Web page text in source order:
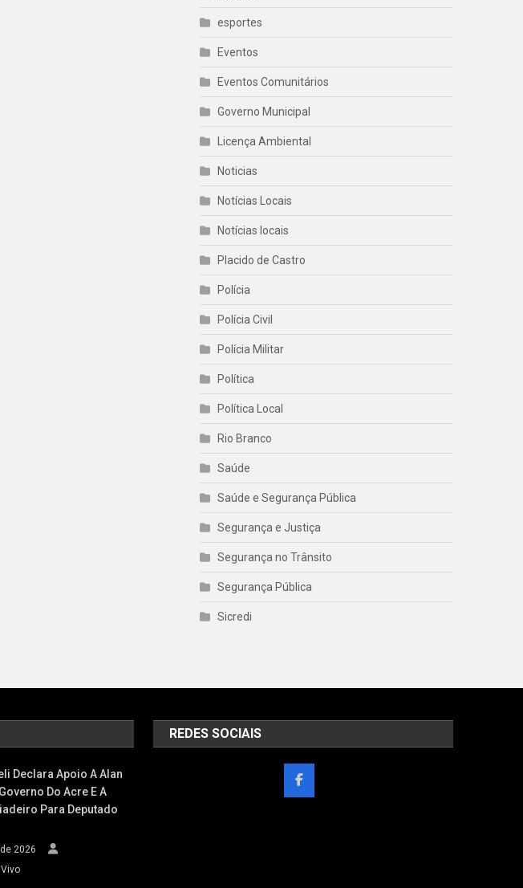
esportes
Eventos
Eventos Comunitários
Governo Municipal
Licença Ambiental
Noticias
Notícias Locais
Notícias locais
Placido de Castro
Polícia
Polícia Civil
Polícia Militar
Política
Política Local
Rio Branco
Saúde
Saúde e Segurança Pública
Segurança e Justiça
Segurança no Trânsito
Segurança Pública
Sicredi
Declara Apoio A Alan
Do Acre E A
Para Deputado
2026
REDES SOCIAIS